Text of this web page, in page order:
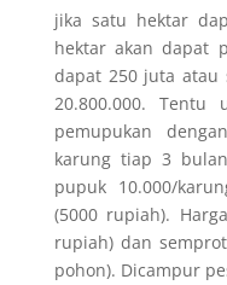
jika satu hektar
hektar akan dapat
dapat 250 juta atau
20.800.000. Tentu
pemupukan
karung tiap 3
pupuk 10.000/
(5000 rupiah).
rupiah) dan
pohon). Dicampur